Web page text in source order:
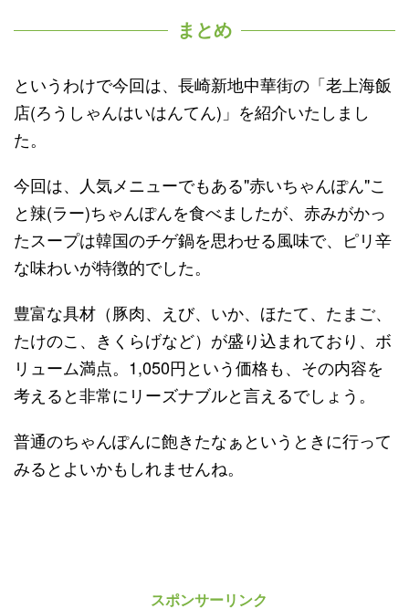
まとめ
というわけで今回は、長崎新地中華街の「老上海飯
店(ろうしゃんはいはんてん)」を紹介いたしまし
た。
今回は、人気メニューでもある"赤いちゃんぽん"こ
と辣(ラー)ちゃんぽんを食べましたが、赤みがかっ
たスープは韓国のチゲ鍋を思わせる風味で、ピリ辛
な味わいが特徴的でした。
豊富な具材（豚肉、えび、いか、ほたて、たまご、
たけのこ、きくらげなど）が盛り込まれており、ボ
リューム満点。1,050円という価格も、その内容を
考えると非常にリーズナブルと言えるでしょう。
普通のちゃんぽんに飽きたなぁというときに行って
みるとよいかもしれませんね。
スポンサーリンク